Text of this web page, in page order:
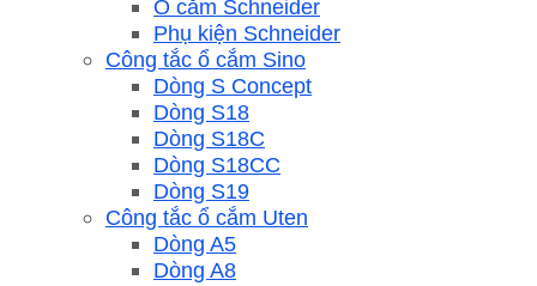
Ổ cắm Schneider
Phụ kiện Schneider
Công tắc ổ cắm Sino
Dòng S Concept
Dòng S18
Dòng S18C
Dòng S18CC
Dòng S19
Công tắc ổ cắm Uten
Dòng A5
Dòng A8